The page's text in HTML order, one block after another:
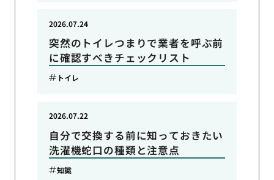
突然のトイレつまりで業者を呼ぶ前
に確認すべきチェックリスト
2026.07.24
トイレ
自分で交換する前に知っておきたい
洗濯機蛇口の種類と注意点
2026.07.22
知識